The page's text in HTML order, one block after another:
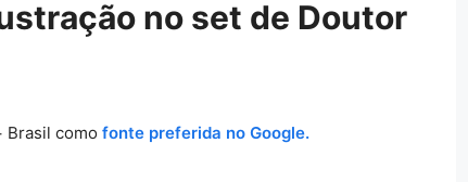
no set de Doutor
Brasil como fonte preferida no Google.